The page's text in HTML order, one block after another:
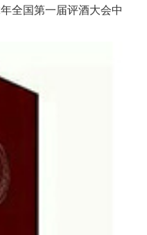
全国第一届评酒大会中